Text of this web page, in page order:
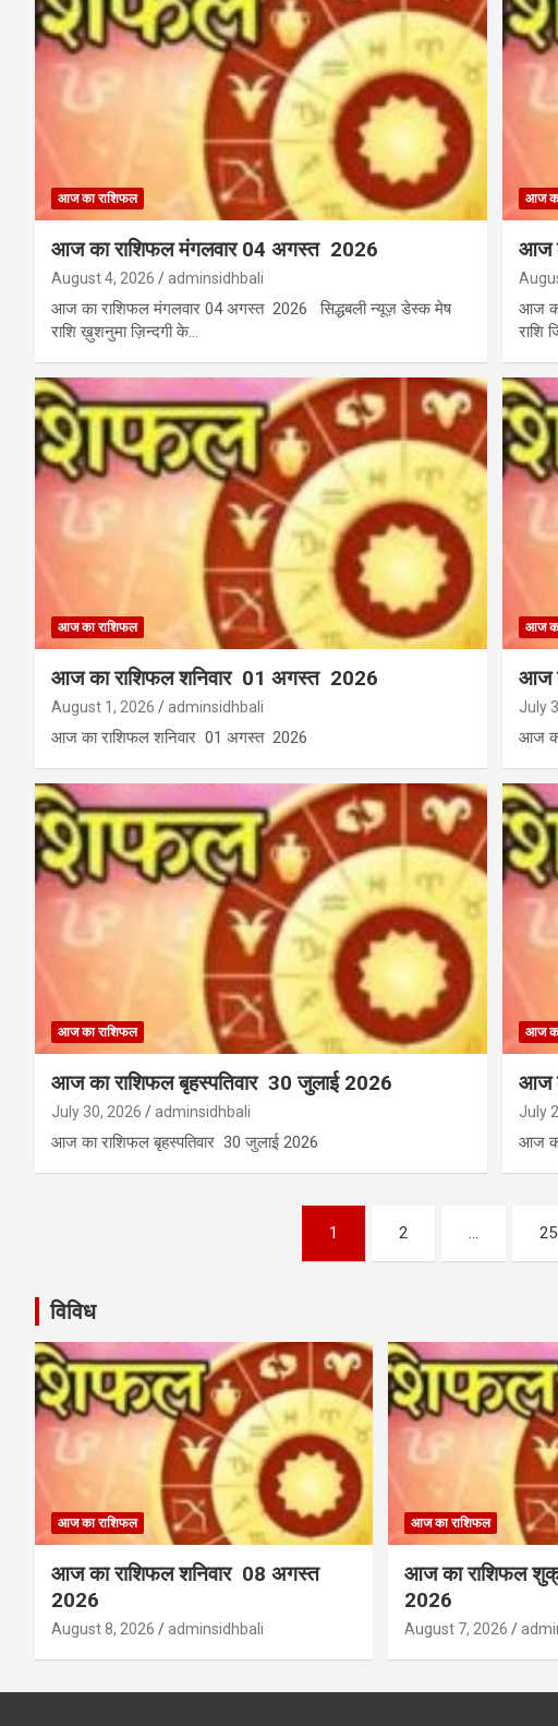
आज का राशिफल
आज का राशिफल मंगलवार 04 अगस्त 2026
August 4, 2026 adminsidhbali
आज का राशिफल मंगलवार 04 अगस्त 2026 सिद्धबली न्यूज़ डेस्क मेष
राशि ख़ुशनुमा ज़िन्दगी के…
आज
आज
आज
राशि
आज का राशिफल
आज का राशिफल शनिवार 01 अगस्त 2026
August 1, 2026 adminsidhbali
आज का राशिफल शनिवार 01 अगस्त 2026
आज
आज
July
आज
आज का राशिफल
आज का राशिफल बृहस्पतिवार 30 जुलाई 2026
July 30, 2026 adminsidhbali
आज का राशिफल बृहस्पतिवार 30 जुलाई 2026
आज
आज
July
आज
1 2 …
विविध
आज का राशिफल
आज का राशिफल शनिवार 08 अगस्त
2026
August 8, 2026 adminsidhbali
आज का राशिफल
आज का राशिफल
2026
August 7, 2026